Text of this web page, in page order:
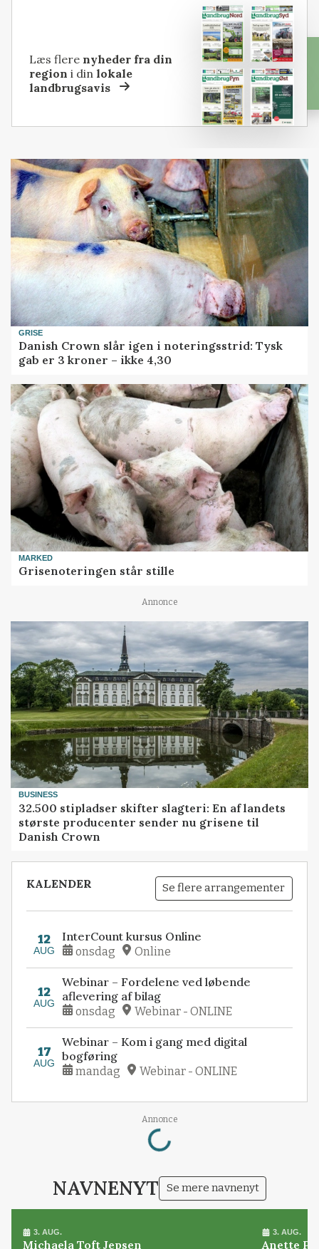
Læs flere nyheder fra din
region i dinlokale
landbrugsavis
GRISE
Danish Crown slår igen i noteringsstrid: Tysk
gab er 3 kroner – ikke 4,30
MARKED
Grisenoteringen står stille
Annonce
BUSINESS
32.500 stipladser skifter slagteri: En af landets
største producenter sender nu grisene til
Danish Crown
KALENDER Se flere arrangementer
12
AUG
InterCount kursus Online
onsdag Online
12
AUG
Webinar – Fordelene ved løbende
aflevering af bilag
onsdag Webinar - ONLINE
17
AUG
Webinar – Kom i gang med digital
bogføring
mandag Webinar - ONLINE
Annonce
Loading...
NAVNENYT Se mere navnenyt
3. AUG.
Michaela Toft Jepsen
3. AUG.
Anette